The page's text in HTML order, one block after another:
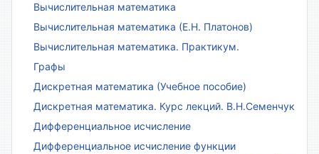
Вычислительная математика
Вычислительная математика (Е.Н. Платонов)
Вычислительная математика. Практикум.
Графы
Дискретная математика (Учебное пособие)
Дискретная математика. Курс лекций. В.Н.Семенчук
Дифференциальное исчисление
Дифференциальное исчисление функции